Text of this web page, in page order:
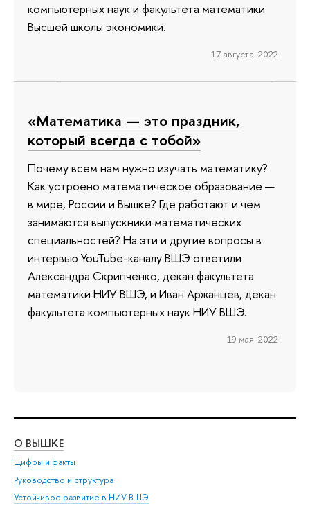
компьютерных наук и факультета математики
Высшей школы экономики.
17 августа 2022
«Математика — это праздник,
который всегда с тобой»
Почему всем нам нужно изучать математику?
Как устроено математическое образование —
в мире, России и Вышке? Где работают и чем
занимаются выпускники математических
специальностей? На эти и другие вопросы в
интервью YouTube-каналу ВШЭ ответили
Александра Скрипченко, декан факультета
математики НИУ ВШЭ, и Иван Аржанцев, декан
факультета компьютерных наук НИУ ВШЭ.
19 мая 2022
О ВЫШКЕ
Цифры и факты
Руководство и структура
Устойчивое развитие в НИУ ВШЭ